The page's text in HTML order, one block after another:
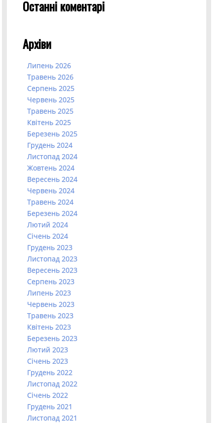
Останні коментарі
Архіви
Липень 2026
Травень 2026
Серпень 2025
Червень 2025
Травень 2025
Квітень 2025
Березень 2025
Грудень 2024
Листопад 2024
Жовтень 2024
Вересень 2024
Червень 2024
Травень 2024
Березень 2024
Лютий 2024
Січень 2024
Грудень 2023
Листопад 2023
Вересень 2023
Серпень 2023
Липень 2023
Червень 2023
Травень 2023
Квітень 2023
Березень 2023
Лютий 2023
Січень 2023
Грудень 2022
Листопад 2022
Січень 2022
Грудень 2021
Листопад 2021